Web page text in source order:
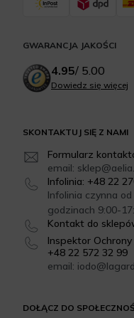
DOŁĄCZ DO
SKONTAKTUJ SIĘ Z NAMI
Formularz
email:
Infolinia: +48 22
Infolinia czynna
godzinach 9:00-
Kontakt do
Inspektor
+48 22 572 32 99
email:
GWARANCJA JAKOŚCI
4.95/ 5.00
Dowiedz się więcej